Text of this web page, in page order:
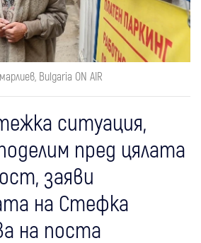
Bulgaria ON AIR
ситуация,
пред цялата
заяви
на Стефка
на поста